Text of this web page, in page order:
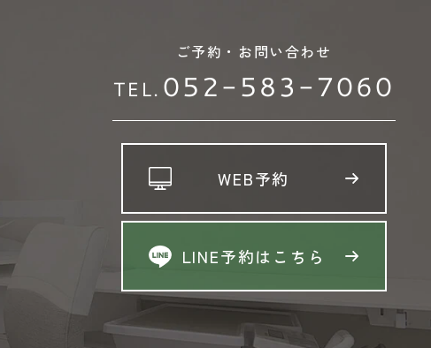
ご予約・お問い合わせ
TEL. 052-583-7060
WEB予約
LINE予約はこちら